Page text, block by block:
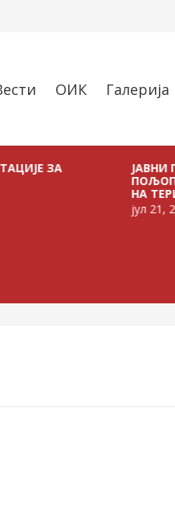
ОИК Галерија
ЈАВНИ ПОЗИВ
НА
јул 21, 2026